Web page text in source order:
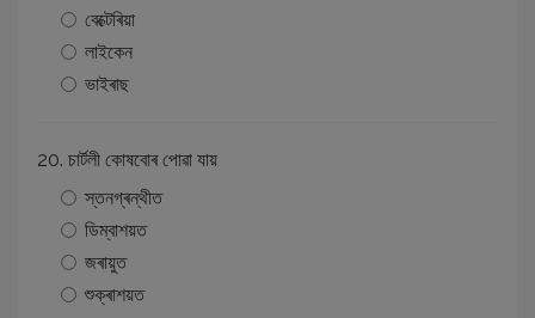
বেক্টেৰিয়া
লাইকেন
ভাইৰাছ
20. চাৰ্টলী কোষবোৰ পোৱা যায়
স্তনগ্ৰন্থীত
ডিম্বাশয়ত
জৰায়ুত
শুক্ৰাশয়ত